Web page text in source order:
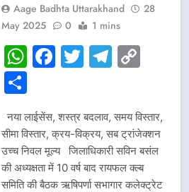
Aage Badhta Uttarakhand
28
May 2025
0 1 mins
WhatsApp
Facebook
Twitter
Share
नया लाईसेंस, शस्त्र बदलाव, समय विस्तार,
सीमा विस्तार, क्रय-विक्रय, सब ट्रांजेक्शन
उच्च निवल मूल्य जिलाधिकारी सविन बसंल
की अध्यक्षता में 10 वर्ष बाद रायफल क्ल्ब
समिति की बैठक ऋषिपर्णा सभागार कलेक्ट्रेट